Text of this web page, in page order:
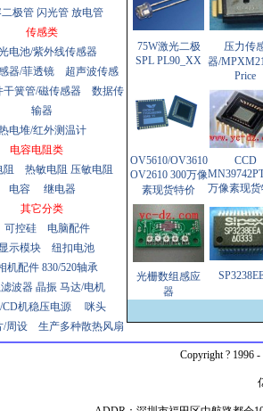
极管 闪光管 放电管
传感类
电池/紫外线传感器
器/菲透镜
超声波传感
干簧管/磁传感器
数据传
输器
电堆/红外测温计
电容电阻类
热敏电阻 压敏电阻
电容
继电器
其它分类
可控硅
电脑配件
示模块
纽扣电池
机配件 830/520轴承
波器 晶振 马达/电机
CD机稳压电源
咪头
/周设
生产多种散热风扇
75W激光二极
SPL PL90_XX
压力传
器/
Price
OV5610/OV3610
OV2610 300万像
素现货特价
CCD
万像素现
光栅数组感应
器
Copyright ? 1996